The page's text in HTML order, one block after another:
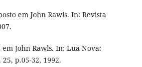
em John Rawls. In: Revista
John Rawls. In: Lua Nova:
p.05-32, 1992.